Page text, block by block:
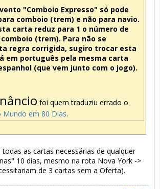
"Comboio Expresso" só pode
comboio (trem) e não para navio.
carta reduz para 1 o número de
(trem). Para não se
regra corrigida, sugiro trocar esta
em português pela mesma carta
(que vem junto com o jogo).
foi quem traduziu errado o
Mundo em 80 Dias.
as cartas necessárias de qualquer
10 dias, mesmo na rota Nova York ->
de 3 cartas sem a Oferta).